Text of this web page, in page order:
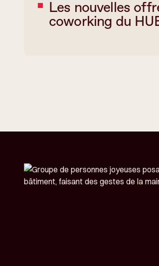
Les nouvelles
coworking du